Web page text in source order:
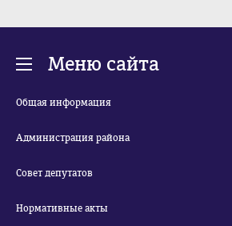
Меню сайта
Общая информация
Администрация района
Совет депутатов
Нормативные акты